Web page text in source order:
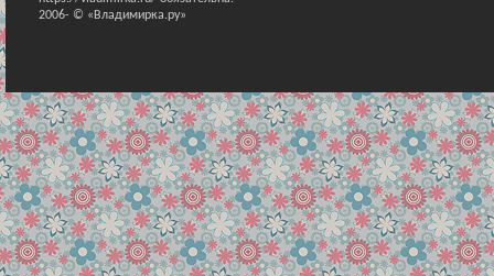
2006- © «Владимирка.ру»